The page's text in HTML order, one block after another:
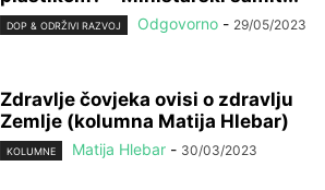
DOP & ODRŽIVI RAZVOJ Odgovorno - 29/05/2023
Zdravlje čovjeka ovisi o zdravlju
Zemlje (kolumna Matija Hlebar)
KOLUMNE Matija Hlebar - 30/03/2023